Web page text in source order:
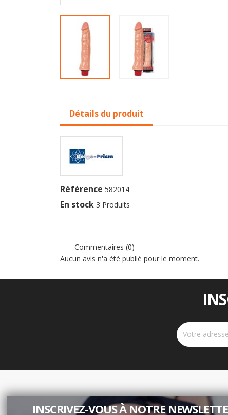
Détails du produit
Référence 582014
En stock 3 Produits
Commentaires (0)
Aucun avis n'a été publié pour le moment.
INSCRIVEZ-VOUS À NOTRE
PRODUITS